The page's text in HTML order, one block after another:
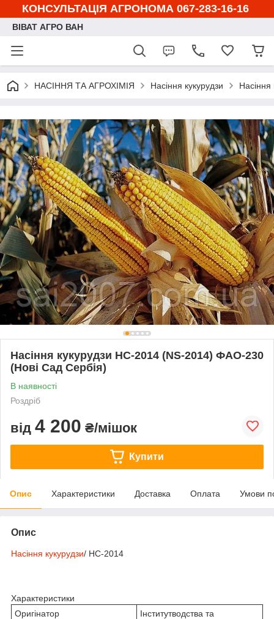
КОНСУЛЬТАЦІЯ АГРОНОМА 067-283-16-16
ВІВАТ АГРО ВАН
НАСІННЯ ТА АГРОХІМІЯ Насіння кукурудзи Насіння
Насіння кукурудзи НС-2014 (NS-2014) ФАО-230
(Нові Сад Сербія)
В наявності
Роздріб
від 4 200 ₴/мішок
Купити
Опис Характеристики Доставка Оплата Умови
Опис
Насіння кукурудзи/ НС-2014
Характеристики
Оригінатор
Інститутводства та